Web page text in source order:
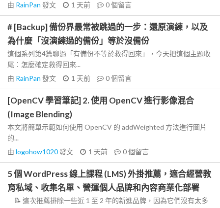
由 RainPan 發文 1 天前 0個留言
# [Backup] 備份界最常被跳過的一步：還原演練，以及
為什麼「沒演練過的備份」等於沒備份
這個系列第4篇聊過「有備份不等於救得回來」，今天把這個主題收
尾：怎麼確定救得回來...
由 RainPan 發文 1 天前 0個留言
[OpenCV 學習筆記] 2. 使用 OpenCV 進行影像混合
(Image Blending)
本文將簡單示範如何使用 OpenCV 的 addWeighted 方法進行圖片
的...
由 logohow1020發文 1 天前 0個留言
5 個 WordPress 線上課程 (LMS) 外掛推薦，適合經營教
育私域、收集名單、營運個人品牌和內容商業化部署
📝 這次推薦排除一些近 1 至 2 年的新進品牌，因為它們沒有太多